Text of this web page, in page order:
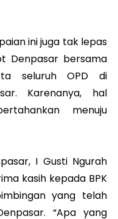
ini juga tak lepas
Denpasar bersama
seluruh OPD di
Karenanya, hal
menuju
I Gusti Ngurah
kasih kepada BPK
yang telah
“Apa yang